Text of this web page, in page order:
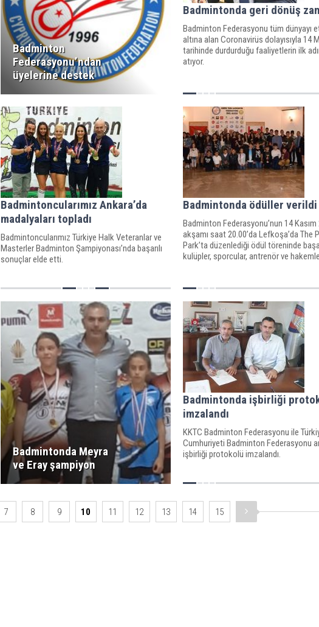
Badminton
Federasyonu’ndan
üyelerine destek
Badmintonda geri dönüş
Badminton Federasyonu tüm dünyayı
altına alan Coronavirüs dolayısıyla 14
tarihinde durdurduğu faaliyetlerin ilk
atıyor.
Badmintoncularımız Ankara’da
madalyaları topladı
Badmintoncularımız Türkiye Halk Veteranlar ve
Masterler Badminton Şampiyonası’nda başarılı
sonuçlar elde etti.
Badmintonda ödüller verildi
Badminton Federasyonu’nun 14 Kasım
akşamı saat 20.00’da Lefkoşa’da The
Park’ta düzenlediği ödül töreninde
kulüpler, sporcular, antrenör ve
Badmintonda Meyra
ve Eray şampiyon
Badmintonda işbirliği
imzalandı
KKTC Badminton Federasyonu ile
Cumhuriyeti Badminton Federasyonu
işbirliği protokolü imzalandı.
7 8 9 10 11 12 13 14 15